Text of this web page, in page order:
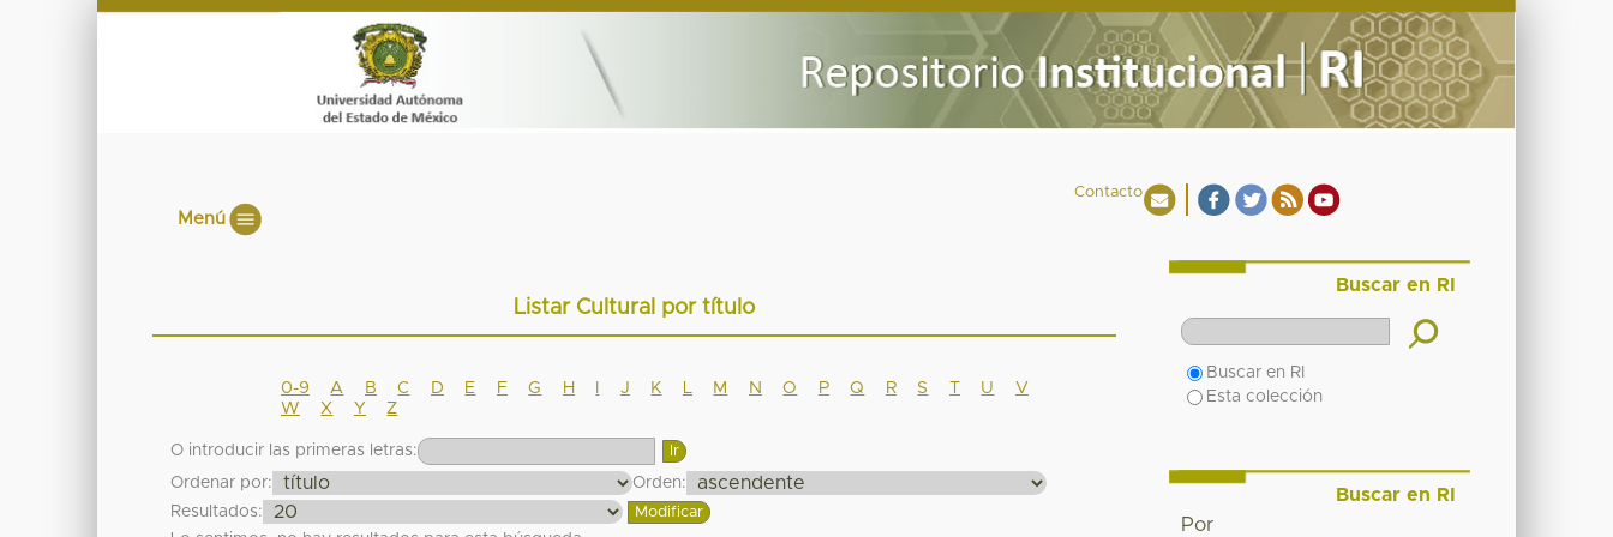
Contacto
Menú
Listar Cultural por título
0-9 A B C D E F G H J K M N O P Q R S T U
V
W
X Y Z
O introducir las primeras letras:
Ordenar por:
Orden:
Resultados:
Buscar en RI
Buscar en RI
Esta colección
Buscar en RI
Por